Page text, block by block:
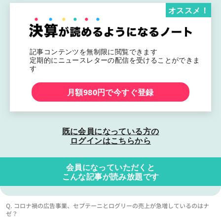
記事コンテンツを無制限に閲覧できます
定期的にニュースレターの配信を受けることができま
す
オススメ！
月額980円で今すぐ登録
既に会員になっている方の
ログインはこちらから
会員になっていただくと
こんな記事が読み放題です
Q. コロナ禍の広告事業、セプテーニとログリーの売上が急増しているのはナ
ゼ？